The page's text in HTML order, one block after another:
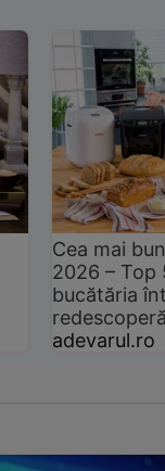
Cea mai
2026 –
bucătăria
adevarul.ro